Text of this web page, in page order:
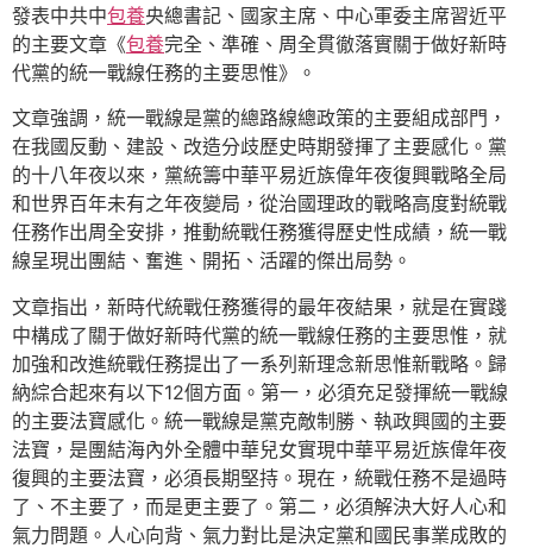
發表中共中包養央總書記、國家主席、中心軍委主席習近平
的主要文章《包養完全、準確、周全貫徹落實關于做好新時
代黨的統一戰線任務的主要思惟》。
文章強調，統一戰線是黨的總路線總政策的主要組成部門，
在我國反動、建設、改造分歧歷史時期發揮了主要感化。黨
的十八年夜以來，黨統籌中華平易近族偉年夜復興戰略全局
和世界百年未有之年夜變局，從治國理政的戰略高度對統戰
任務作出周全安排，推動統戰任務獲得歷史性成績，統一戰
線呈現出團結、奮進、開拓、活躍的傑出局勢。
文章指出，新時代統戰任務獲得的最年夜結果，就是在實踐
中構成了關于做好新時代黨的統一戰線任務的主要思惟，就
加強和改進統戰任務提出了一系列新理念新思惟新戰略。歸
納綜合起來有以下12個方面。第一，必須充足發揮統一戰線
的主要法寶感化。統一戰線是黨克敵制勝、執政興國的主要
法寶，是團結海內外全體中華兒女實現中華平易近族偉年夜
復興的主要法寶，必須長期堅持。現在，統戰任務不是過時
了、不主要了，而是更主要了。第二，必須解決大好人心和
氣力問題。人心向背、氣力對比是決定黨和國民事業成敗的